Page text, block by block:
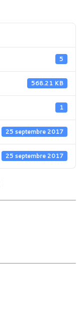
5
568.21 KB
1
25 septembre 2017
25 septembre 2017